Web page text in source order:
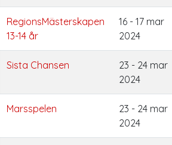
RegionsMästerskapen
13-14 år
16 - 17 mar
2024
Sista Chansen
23 - 24 mar
2024
Marsspelen
23 - 24 mar
2024